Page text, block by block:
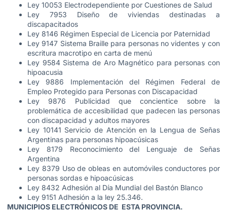
Ley 10053 Electrodependiente por Cuestiones de Salud
Ley 7953 Diseño de viviendas destinadas a
discapacitados
Ley 8146 Régimen Especial de Licencia por Paternidad
Ley 9147 Sistema Braille para personas no videntes y con
escritura macrotipo en carta de menú
Ley 9584 Sistema de Aro Magnético para personas con
hipoacusia
Ley 9886 Implementación del Régimen Federal de
Empleo Protegido para Personas con Discapacidad
Ley 9876 Publicidad que concientice sobre la
problemática de accesibilidad que padecen las personas
con discapacidad y adultos mayores
Ley 10141 Servicio de Atención en la Lengua de Señas
Argentinas para personas hipoacúsicas
Ley 8179 Reconocimiento del Lenguaje de Señas
Argentina
Ley 8379 Uso de obleas en automóviles conductores por
personas sordas e hipoacúsicas
Ley 8432 Adhesión al Día Mundial del Bastón Blanco
Ley 9151 Adhesión a la ley 25.346.
MUNICIPIOS ELECTRÓNICOS DE ESTA PROVINCIA.